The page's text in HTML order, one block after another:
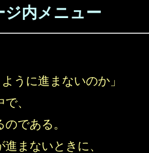
内メニュー
うに進まないのか」
、
である。
まないときに、